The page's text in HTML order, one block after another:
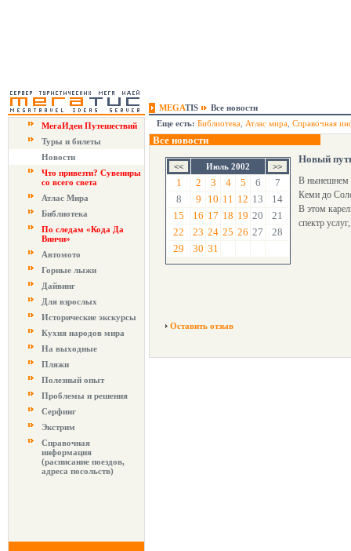
MEGATIS
Все новости
МегаИдеи Путешествий
Туры и билеты
Новости
Что привезти? Сувениры
со всего света
Атлас Мира
Библиотека
По следам «Кода Да
Винчи»
Автомото
Горные лыжи
Дайвинг
Для взрослых
Исторические экскурсы
Кухня народов мира
На выходные
Пляжи
Полезный опыт
Проблемы и решения
Серфинг
Экстрим
Справочная
информация
(расписание поездов,
адреса посольств)
Еще есть: Библиотека Атлас мира Справочная
Все новости
Июль 2002
1 2 3 4 5 6
7
8
9 10 11 12 13
14
15
16 17 18 19 20
21
22
23 24 25 26 27
28
29
30 31
Новый
В нынешнем
Кеми до
В этом
спектр
Оставить отзыв